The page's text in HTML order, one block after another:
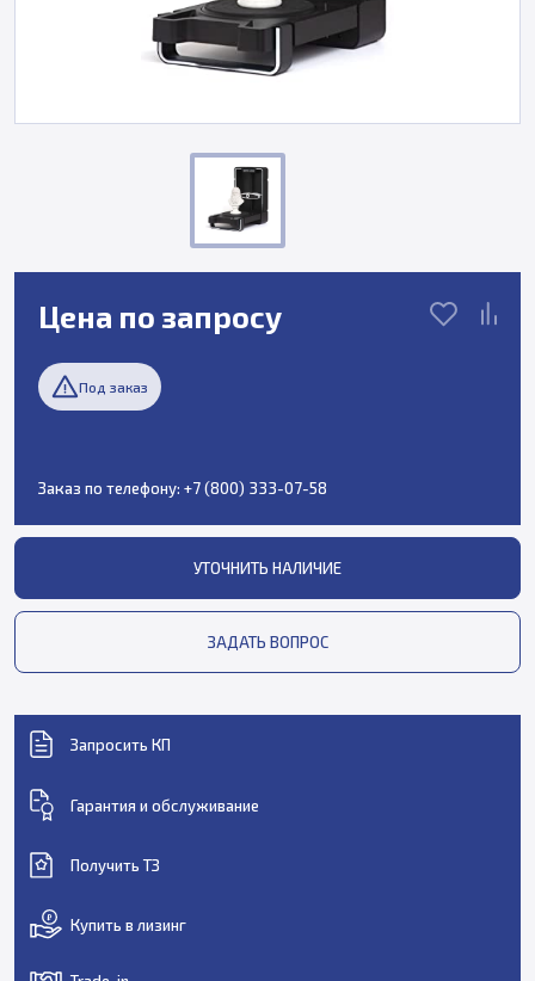
Цена по запросу
Под заказ
Заказ по телефону: +7 (800) 333-07-58
УТОЧНИТЬ НАЛИЧИЕ
ЗАДАТЬ ВОПРОС
Запросить КП
Гарантия и обслуживание
Получить ТЗ
Купить в лизинг